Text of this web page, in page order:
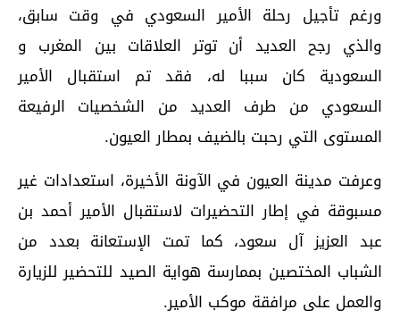
ورغم تأجيل رحلة الأمير السعودي في وقت سابق،
والذي رجح العديد أن توتر العلاقات بين المغرب و
السعودية كان سببا له، فقد تم استقبال الأمير
السعودي من طرف العديد من الشخصيات الرفيعة
المستوى التي رحبت بالضيف بمطار العيون.
وعرفت مدينة العيون في الآونة الأخيرة، استعدادات غير
مسبوقة في إطار التحضيرات لاستقبال الأمير أحمد بن
عبد العزيز آل سعود، كما تمت الإستعانة بعدد من
الشباب المختصين بممارسة هواية الصيد للتحضير للزيارة
والعمل على مرافقة موكب الأمير.